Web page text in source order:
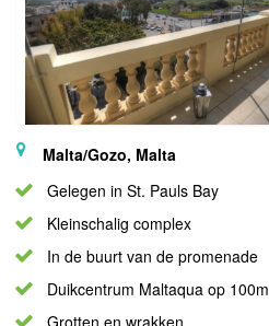
Malta/Gozo, Malta
Gelegen in St. Pauls Bay
Kleinschalig complex
In de buurt van de promenade
Duikcentrum Maltaqua op 100m